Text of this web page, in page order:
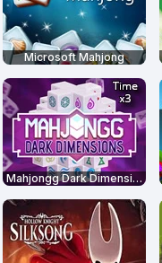
Microsoft Mahjong
Mahjongg Dark Dimensions: Triple Time